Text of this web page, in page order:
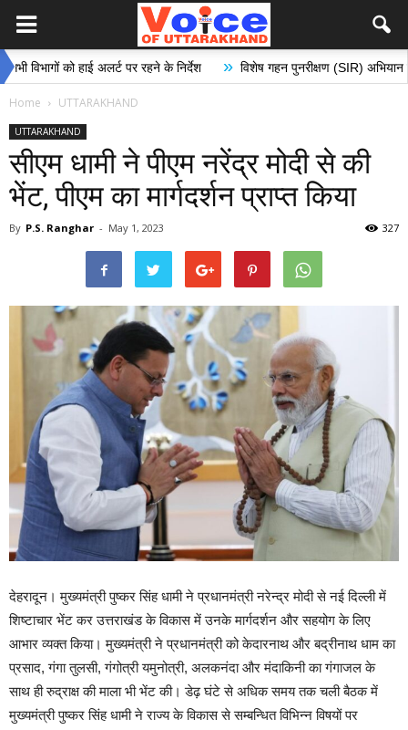
को हाई अलर्ट पर रहने के निर्देश » विशेष गहन पुनरीक्षण (SIR) अभियान के अंतर्गत
Home UTTARAKHAND
UTTARAKHAND
सीएम धामी ने पीएम नरेंद्र मोदी से की
भेंट, पीएम का मार्गदर्शन प्राप्त किया
By P.S. Ranghar - May 1, 2023 327
देहरादून। मुख्यमंत्री पुष्कर सिंह धामी ने प्रधानमंत्री नरेन्द्र मोदी से नई दिल्ली में
शिष्टाचार भेंट कर उत्तराखंड के विकास में उनके मार्गदर्शन और सहयोग के लिए
आभार व्यक्त किया। मुख्यमंत्री ने प्रधानमंत्री को केदारनाथ और बद्रीनाथ धाम का
प्रसाद, गंगा तुलसी, गंगोत्री यमुनोत्री, अलकनंदा और मंदाकिनी का गंगाजल के
साथ ही रुद्राक्ष की माला भी भेंट की। डेढ़ घंटे से अधिक समय तक चली बैठक में
मुख्यमंत्री पुष्कर सिंह धामी ने राज्य के विकास से सम्बन्धित विभिन्न विषयों पर